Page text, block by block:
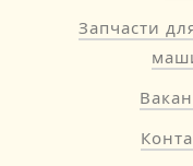
Запчасти